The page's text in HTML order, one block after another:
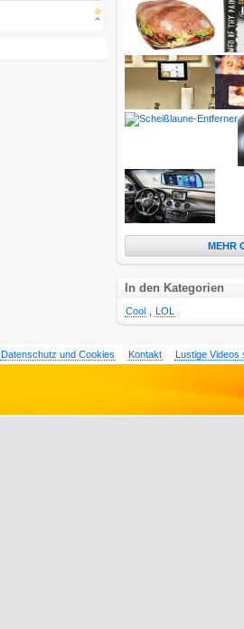
MEHR
In den Kategorien
Cool LOL
Datenschutz und Cookies Kontakt Lustige Videos